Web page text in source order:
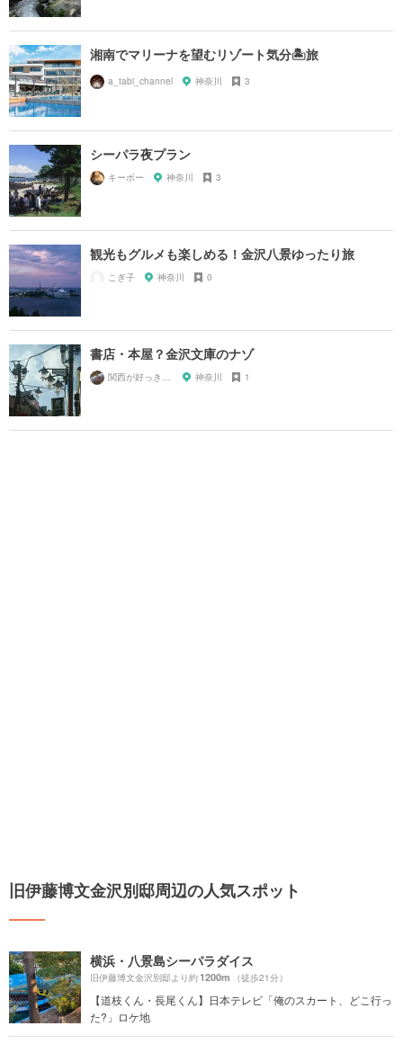
湘南でマリーナを望むリゾート気分🏝旅
a_tabi_channel 神奈川 3
シーパラ夜プラン
キーボー 神奈川 3
観光もグルメも楽しめる！金沢八景ゆったり旅
こぎ子 神奈川 0
書店・本屋？金沢文庫のナゾ
関西が好っきゃねん 神奈川 1
旧伊藤博文金沢別邸周辺の人気スポット
横浜・八景島シーパラダイス
旧伊藤博文金沢別邸より約1200m （徒歩21分）
【道枝くん・長尾くん】日本テレビ「俺のスカート、どこ行っ
た?」ロケ地